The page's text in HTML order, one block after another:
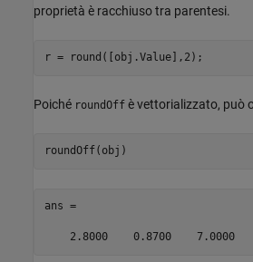
proprietà è racchiuso tra parentesi.
r = round([obj.Value],2);
Poiché roundOff è vettorializzato, può
roundOff(obj)
ans =
    2.8000    0.8700    7.0000